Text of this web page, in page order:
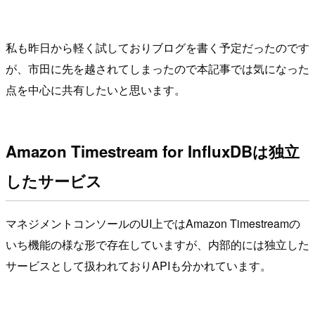
私も昨日から軽く試しておりブログを書く予定だったのです
が、市田に先を越されてしまったので本記事では気になった
点を中心に共有したいと思います。
Amazon Timestream for InfluxDBは独立
したサービス
マネジメントコンソールのUI上ではAmazon Timestreamの
いち機能の様な形で存在していますが、内部的には独立した
サービスとして扱われておりAPIも分かれています。